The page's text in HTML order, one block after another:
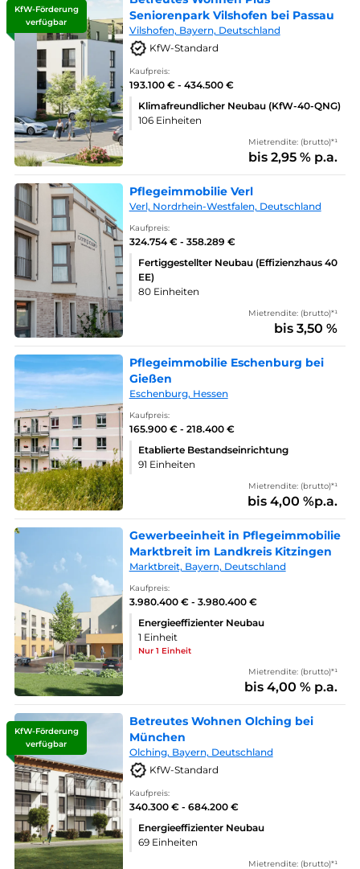
KfW-Förderung
verfügbar
Seniorenpark Vilshofen bei Passau
Vilshofen, Bayern, Deutschland
KfW-Standard
Kaufpreis:
193.100 € - 434.500 €
Klimafreundlicher Neubau (KfW-40-QNG)
106 Einheiten
Mietrendite: (brutto)*¹
bis 2,95 % p.a.
Pflegeimmobilie Verl
Verl, Nordrhein-Westfalen, Deutschland
Kaufpreis:
324.754 € - 358.289 €
Fertiggestellter Neubau (Effizienzhaus 40
EE)
80 Einheiten
Mietrendite: (brutto)*¹
bis 3,50 %
Pflegeimmobilie Eschenburg bei
Gießen
Eschenburg, Hessen
Kaufpreis:
165.900 € - 218.400 €
Etablierte Bestandseinrichtung
91 Einheiten
Mietrendite: (brutto)*¹
bis 4,00 %p.a.
Gewerbeeinheit in Pflegeimmobilie
Marktbreit im Landkreis Kitzingen
Marktbreit, Bayern, Deutschland
Kaufpreis:
3.980.400 € - 3.980.400 €
Energieeffizienter Neubau
1 Einheit
Nur 1 Einheit
Mietrendite: (brutto)*¹
bis 4,00 % p.a.
KfW-Förderung
verfügbar
Betreutes Wohnen Olching bei
München
Olching, Bayern, Deutschland
KfW-Standard
Kaufpreis:
340.300 € - 684.200 €
Energieeffizienter Neubau
69 Einheiten
Mietrendite: (brutto)*¹